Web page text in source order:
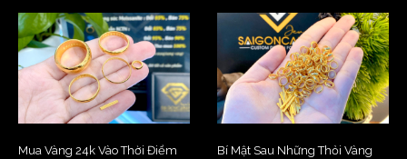
Mua Vàng 24k Vào Thời Điểm
Bí Mật Sau Những Thỏi Vàng